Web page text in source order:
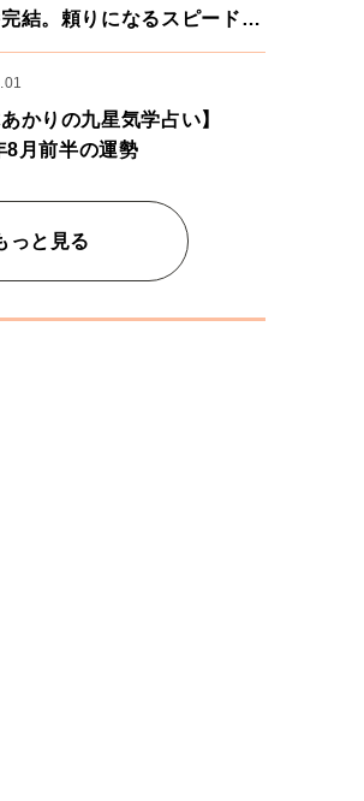
結。頼りになるスピードパ
あかりの九星気学占い】
8月前半の運勢
っと見る